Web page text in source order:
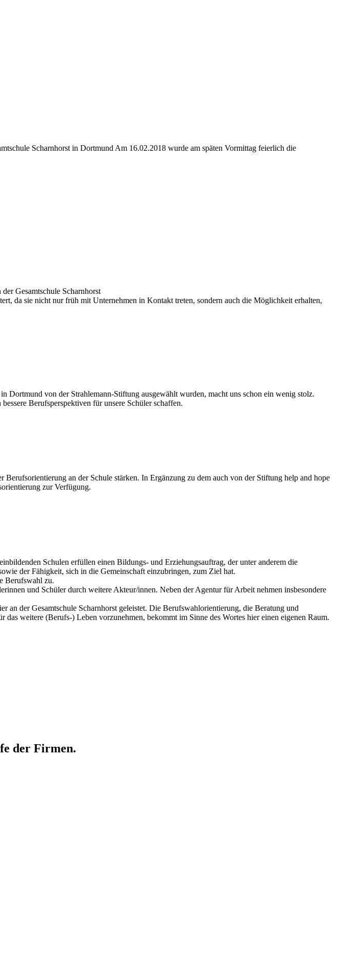
Scharnhorst in Dortmund Am 16.02.2018 wurde am späten Vormittag feierlich die
Gesamtschule Scharnhorst
da sie nicht nur früh mit Unternehmen in Kontakt treten, sondern auch die Möglichkeit erhalten,
Dortmund von der Strahlemann-Stiftung ausgewählt wurden, macht uns schon ein wenig stolz.
Berufsperspektiven für unsere Schüler schaffen.
an der Schule stärken. In Ergänzung zu dem auch von der Stiftung help and hope
zur Verfügung.
Schulen erfüllen einen Bildungs- und Erziehungsauftrag, der unter anderem die
der Fähigkeit, sich in die Gemeinschaft einzubringen, zum Ziel hat.
Berufswahl zu.
und Schüler durch weitere Akteur/innen. Neben der Agentur für Arbeit nehmen insbesondere
an der Gesamtschule Scharnhorst geleistet. Die Berufswahlorientierung, die Beratung und
weitere (Berufs-) Leben vorzunehmen, bekommt im Sinne des Wortes hier einen eigenen Raum.
der Firmen.